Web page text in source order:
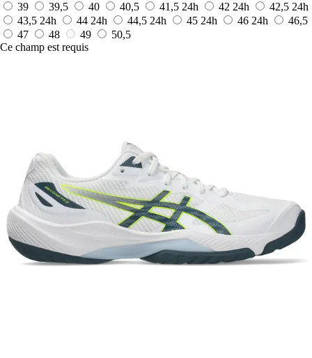
39
39,5 40 40,5 41,5 24h 42 24h 42,5 24h
43,5 24h 44 24h 44,5 24h 45 24h 46 24h
46,5
47
48 49
50,5
Ce champ est requis